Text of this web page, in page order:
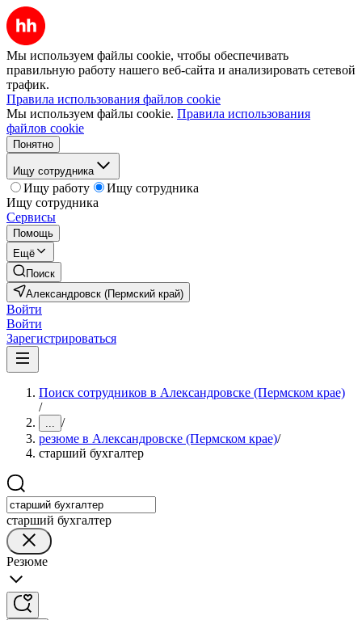
Мы используем файлы cookie, чтобы обеспечивать
правильную работу нашего веб-сайта и анализировать сетевой
трафик.
Правила использования файлов cookie
Мы используем файлы cookie. Правила использования
файлов cookie
Понятно
Ищу сотрудника
Ищу работу
Ищу сотрудника
Ищу сотрудника
Сервисы
Помощь
Ещё
Поиск
Александровск (Пермский край)
Войти
Войти
Зарегистрироваться
Поиск сотрудников в Александровске (Пермском крае)
/
... /
резюме в Александровске (Пермском крае)/
старший бухгалтер
старший бухгалтер
Резюме